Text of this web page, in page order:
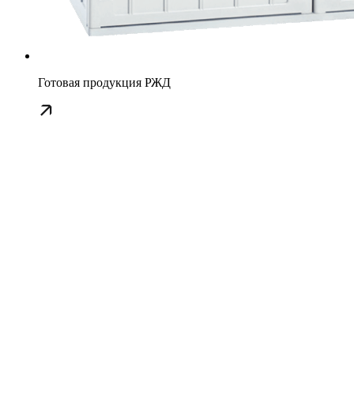
Готовая продукция РЖД